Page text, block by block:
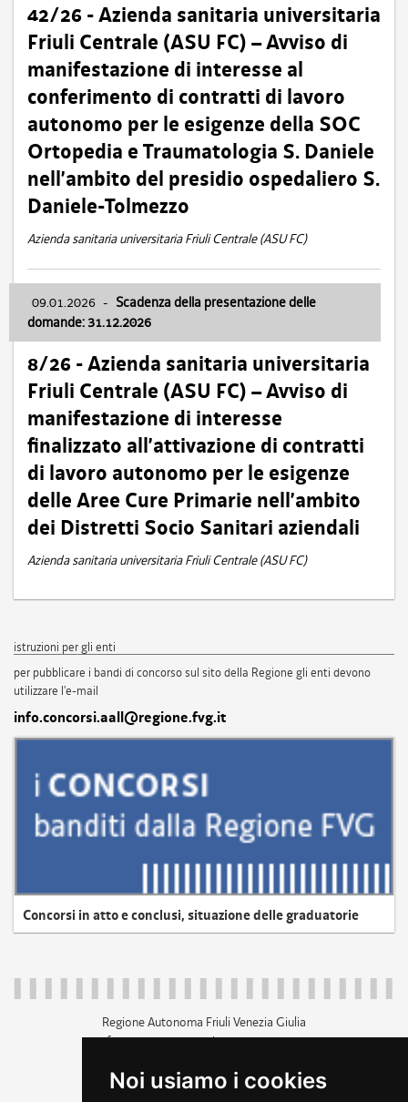
Noi usiamo i cookies
42/26 - Azienda sanitaria universitaria
Friuli Centrale (ASU FC) – Avviso di
manifestazione di interesse al
conferimento di contratti di lavoro
autonomo per le esigenze della SOC
Ortopedia e Traumatologia S. Daniele
nell’ambito del presidio ospedaliero S.
Daniele-Tolmezzo
Azienda sanitaria universitaria Friuli Centrale (ASU FC)
09.01.2026 - Scadenza della presentazione delle
domande: 31.12.2026
8/26 - Azienda sanitaria universitaria
Friuli Centrale (ASU FC) – Avviso di
manifestazione di interesse
finalizzato all’attivazione di contratti
di lavoro autonomo per le esigenze
delle Aree Cure Primarie nell’ambito
dei Distretti Socio Sanitari aziendali
Azienda sanitaria universitaria Friuli Centrale (ASU FC)
istruzioni per gli enti
per pubblicare i bandi di concorso sul sito della Regione gli enti devono
utilizzare l'e-mail
info.concorsi.aall@regione.fvg.it
Concorsi in atto e conclusi, situazione delle graduatorie
Regione Autonoma Friuli Venezia Giulia
c.f. 80014930327; p.iva 00526040324
+39 040 3771111